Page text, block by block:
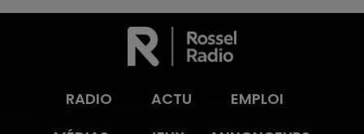
RADIO ACTU
EMPLOI